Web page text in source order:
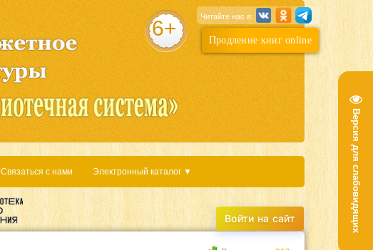
Версия для слабовидящих
Продление книг online
6+ Читайте нас в:
Связаться с нами Электронный каталог ▼